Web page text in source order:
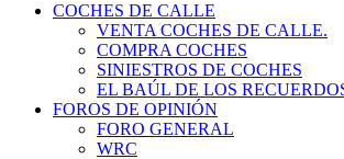
COCHES DE CALLE
VENTA COCHES DE CALLE.
COMPRA COCHES
SINIESTROS DE COCHES
EL BAÚL DE LOS
FOROS DE OPINIÓN
FORO GENERAL
WRC